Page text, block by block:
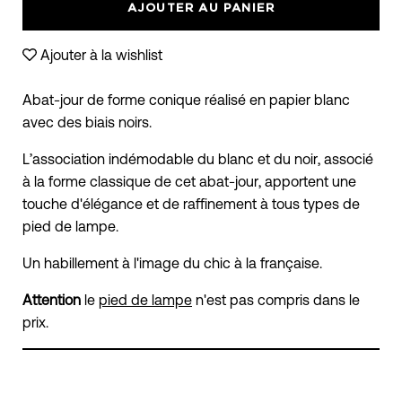
AJOUTER AU PANIER
Ajouter à la wishlist
Abat-jour de forme conique réalisé en papier blanc
avec des biais noirs.
L’association indémodable du blanc et du noir, associé
à la forme classique de cet abat-jour, apportent une
touche d'élégance et de raffinement à tous types de
pied de lampe.
Un habillement à l'image du chic à la française.
Attention le pied de lampe n'est pas compris dans le
prix.